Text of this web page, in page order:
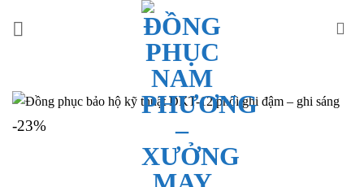
-23%